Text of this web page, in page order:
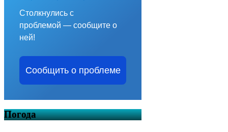
Столкнулись с
проблемой — сообщите о
ней!
Сообщить о проблеме
Погода